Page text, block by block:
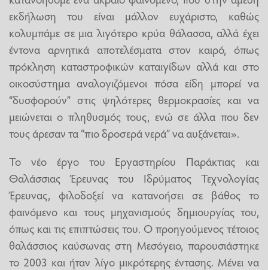
εκδήλωση του είναι μάλλον ευχάριστο, καθώς
κολυμπάμε σε μια λιγότερο κρύα θάλασσα, αλλά έχει
έντονα αρνητικά αποτελέσματα στον καιρό, όπως
πρόκληση καταστροφικών καταιγίδων αλλά και στο
οικοσύστημα αναλογιζόμενοι πόσα είδη μπορεί να
“δυσφορούν” στις ψηλότερες θερμοκρασίες και να
μειώνεται ο πληθυσμός τους, ενώ σε άλλα που δεν
τους άρεσαν τα “πιο δροσερά νερά” να αυξάνεται».
Το νέο έργο του Εργαστηρίου Παράκτιας και
Θαλάσσιας Έρευνας του Ιδρύματος Τεχνολογίας
Έρευνας, φιλοδοξεί να κατανοήσει σε βάθος το
φαινόμενο και τους μηχανισμούς δημιουργίας του,
όπως και τις επιπτώσεις του. Ο προηγούμενος τέτοιος
θαλάσσιος καύσωνας στη Μεσόγειο, παρουσιάστηκε
το 2003 και ήταν λίγο μικρότερης έντασης. Μένει να